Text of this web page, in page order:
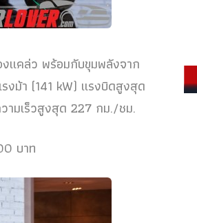
แคล่ว พร้อมกับขุมพลังจาก
งม้า (141 kW) แรงบิดสูงสุด
ามเร็วสูงสุด 227 กม./ชม.
บาท